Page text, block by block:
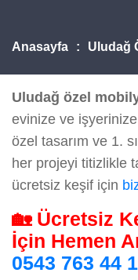
Anasayfa Uludağ
Uludağ özel
evinize ve
özel tasarım ve 1.
her projeyi titizlikle
ücretsiz keşif için
🏡 Ücretsiz
İçin Hemen
0543 763 44